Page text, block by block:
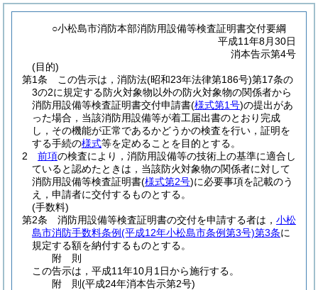
○小松島市消防本部消防用設備等検査証明書交付要綱
平成11年8月30日
消本告示第4号
(目的)
第1条
この告示は，消防法(昭和23年法律第186号)第17条の
3の2に規定する防火対象物以外の防火対象物の関係者から
消防用設備等検査証明書交付申請書(様式第1号)の提出があ
った場合，当該消防用設備等が着工届出書のとおり完成
し，その機能が正常であるかどうかの検査を行い，証明を
する手続の様式等を定めることを目的とする。
2
前項の検査により，消防用設備等の技術上の基準に適合し
ていると認めたときは，当該防火対象物の関係者に対して
消防用設備等検査証明書(様式第2号)に必要事項を記載のう
え，申請者に交付するものとする。
(手数料)
第2条
消防用設備等検査証明書の交付を申請する者は， 小松
島市消防手数料条例(平成12年小松島市条例第3号)第3条に
規定する額を納付するものとする。
附 則
この告示は，平成11年10月1日から施行する。
附 則(平成24年消本告示第2号)